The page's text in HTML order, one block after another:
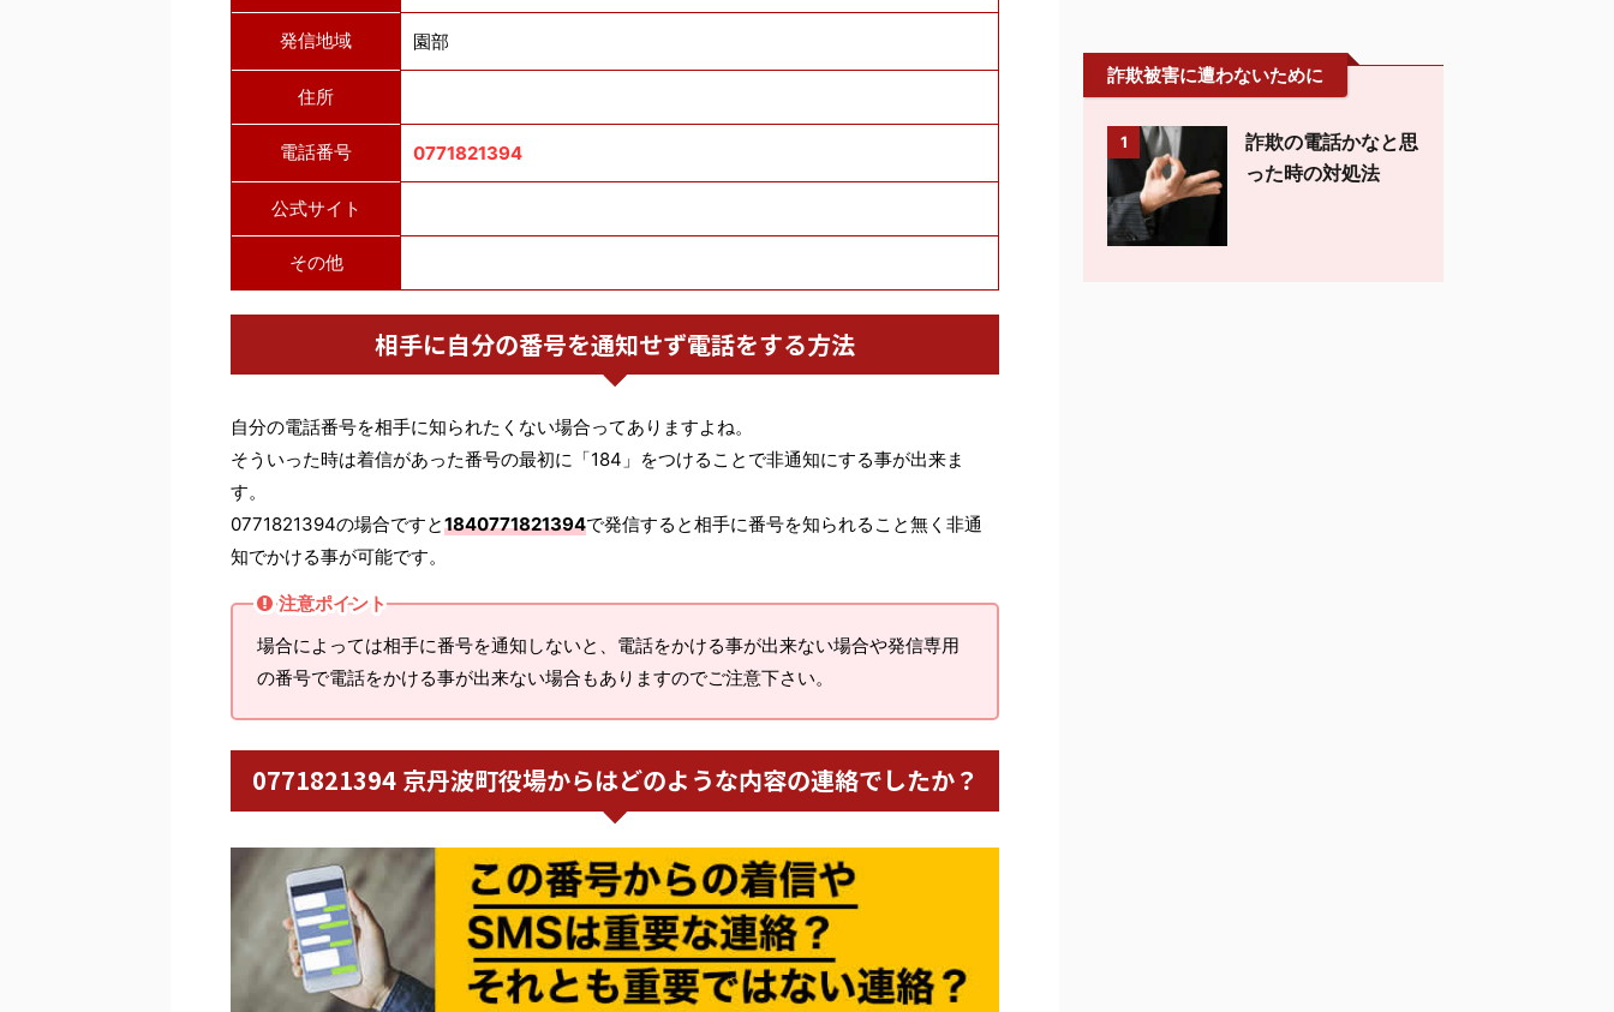
発信地域 園部
住所
電話番号 0771821394
公式サイト
その他
相手に自分の番号を通知せず電話をする方法
自分の電話番号を相手に知られたくない場合ってありますよね。
そういった時は着信があった番号の最初に「184」をつけることで非通知にする事が出来ま
す。
0771821394の場合ですと1840771821394で発信すると相手に番号を知られること無く非通
知でかける事が可能です。
注意ポイント
場合によっては相手に番号を通知しないと、電話をかける事が出来ない場合や発信専用
の番号で電話をかける事が出来ない場合もありますのでご注意下さい。
0771821394 京丹波町役場からはどのような内容の連絡でしたか？
詐欺被害に遭わないために
1
詐欺の電話かなと思
った時の対処法